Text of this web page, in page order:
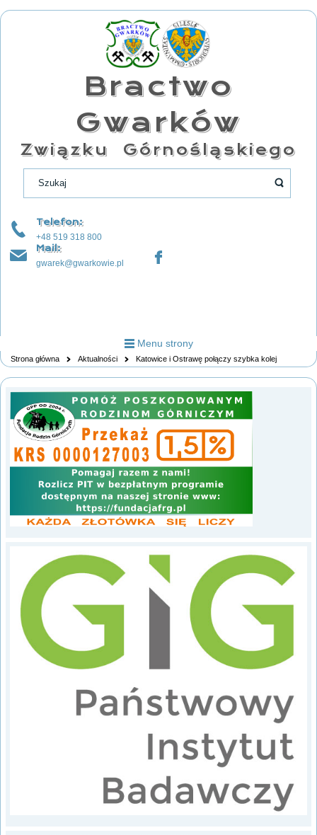
Bractwo
Gwarków
Związku Górnośląskiego
Telefon:
+48 519 318 800
Mail:
gwarek@gwarkowie.pl
Menu strony
Strona główna Aktualności Katowice i Ostrawę połączy szybka kolej